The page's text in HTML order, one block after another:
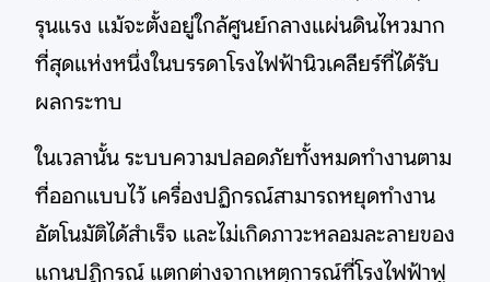
รุนแรง แม้จะตั้งอยู่ใกล้ศูนย์กลางแผ่นดินไหวมาก
ที่สุดแห่งหนึ่งในบรรดาโรงไฟฟ้านิวเคลียร์ที่ได้รับ
ผลกระทบ
ในเวลานั้น ระบบความปลอดภัยทั้งหมดทำงานตาม
ที่ออกแบบไว้ เครื่องปฏิกรณ์สามารถหยุดทำงาน
อัตโนมัติได้สำเร็จ และไม่เกิดภาวะหลอมละลายของ
แกนปฏิกรณ์ แตกต่างจากเหตุการณ์ที่โรงไฟฟ้าฟู